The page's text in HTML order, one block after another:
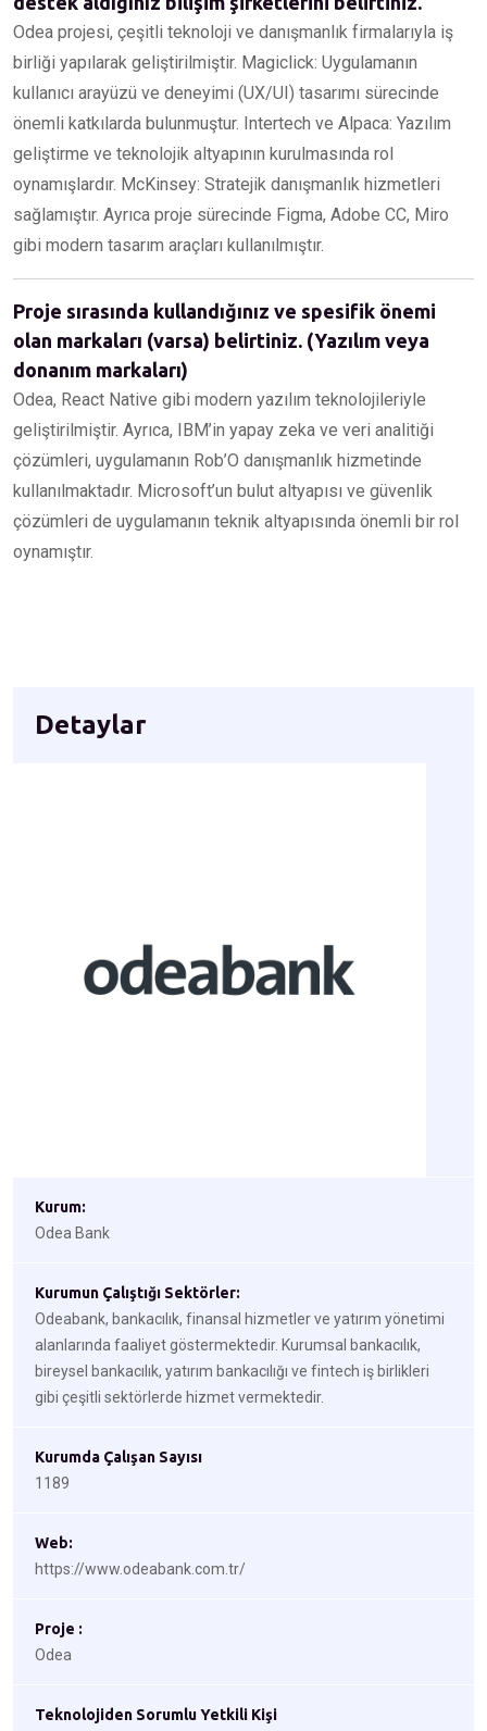
Odea projesi, çeşitli teknoloji ve danışmanlık firmalarıyla iş
birliği yapılarak geliştirilmiştir. Magiclick: Uygulamanın
kullanıcı arayüzü ve deneyimi (UX/UI) tasarımı sürecinde
önemli katkılarda bulunmuştur. Intertech ve Alpaca: Yazılım
geliştirme ve teknolojik altyapının kurulmasında rol
oynamışlardır. McKinsey: Stratejik danışmanlık hizmetleri
sağlamıştır. Ayrıca proje sürecinde Figma, Adobe CC, Miro
gibi modern tasarım araçları kullanılmıştır.
Proje sırasında kullandığınız ve spesifik önemi
olan markaları (varsa) belirtiniz. (Yazılım veya
donanım markaları)
Odea, React Native gibi modern yazılım teknolojileriyle
geliştirilmiştir. Ayrıca, IBM’in yapay zeka ve veri analitiği
çözümleri, uygulamanın Rob’O danışmanlık hizmetinde
kullanılmaktadır. Microsoft’un bulut altyapısı ve güvenlik
çözümleri de uygulamanın teknik altyapısında önemli bir rol
oynamıştır.
Detaylar
Kurum:
Odea Bank
Kurumun Çalıştığı Sektörler:
Odeabank, bankacılık, finansal hizmetler ve yatırım yönetimi
alanlarında faaliyet göstermektedir. Kurumsal bankacılık,
bireysel bankacılık, yatırım bankacılığı ve fintech iş birlikleri
gibi çeşitli sektörlerde hizmet vermektedir.
Kurumda Çalışan Sayısı
1189
Web:
https://www.odeabank.com.tr/
Proje :
Odea
Teknolojiden Sorumlu Yetkili Kişi